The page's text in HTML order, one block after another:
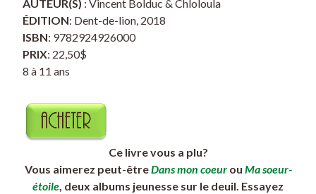
AUTEUR(S) : Vincent Bolduc & Chloloula
ÉDITION: Dent-de-lion, 2018
ISBN: 9782924926000
PRIX: 22,50$
8 à 11 ans
Ce livre vous a plu?
Vous aimerez peut-êtreDans mon coeurou Ma soeur-
étoile, deux albums jeunesse sur le deuil. Essayez